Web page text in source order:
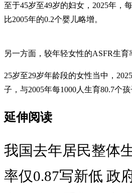
至于45岁至49岁的妇女，2025年，
比2005年的0.2个婴儿略增。
另一方面，较年轻女性的ASFR生育
25岁至29岁年龄段的女性当中，
子，与2005年每1000人生育80.7个
延伸阅读
我国去年居民整体
率仅0.87写新低 政